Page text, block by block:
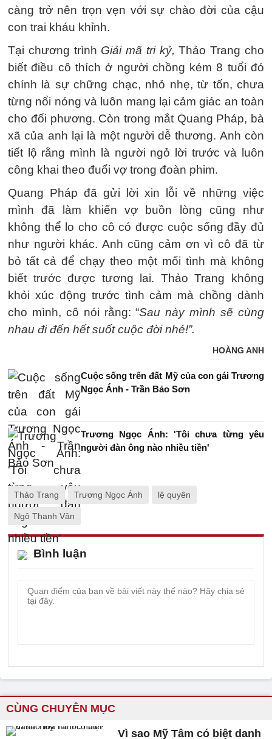
càng trở nên trọn vẹn với sự chào đời của cậu
con trai kháu khỉnh.
Tại chương trình Giải mã tri kỷ, Thảo Trang cho
biết điều cô thích ở người chồng kém 8 tuổi đó
chính là sự chững chạc, nhỏ nhẹ, từ tốn, chưa
từng nổi nóng và luôn mang lại cảm giác an toàn
cho đối phương. Còn trong mắt Quang Pháp, bà
xã của anh lại là một người dễ thương. Anh còn
tiết lộ rằng mình là người ngỏ lời trước và luôn
công khai theo đuổi vợ trong đoàn phim.
Quang Pháp đã gửi lời xin lỗi về những việc
mình đã làm khiến vợ buồn lòng cũng như
không thể lo cho cô có được cuộc sống đầy đủ
như người khác. Anh cũng cảm ơn vì cô đã từ
bỏ tất cả để chạy theo một mối tình mà không
biết trước được tương lai. Thảo Trang không
khỏi xúc động trước tình cảm mà chồng dành
cho mình, cô nói rằng: “Sau này mình sẽ cùng
nhau đi đến hết suốt cuộc đời nhé!”.
HOÀNG ANH
Cuộc sống trên đất Mỹ của con gái Trương
Ngọc Ánh - Trần Bảo Sơn
Trương Ngọc Ánh: 'Tôi chưa từng yêu
người đàn ông nào nhiều tiền'
Thảo Trang Trương Ngọc Ánh lệ quyên
Ngô Thanh Vân
Bình luận
CÙNG CHUYÊN MỤC
Vì sao Mỹ Tâm có biệt danh